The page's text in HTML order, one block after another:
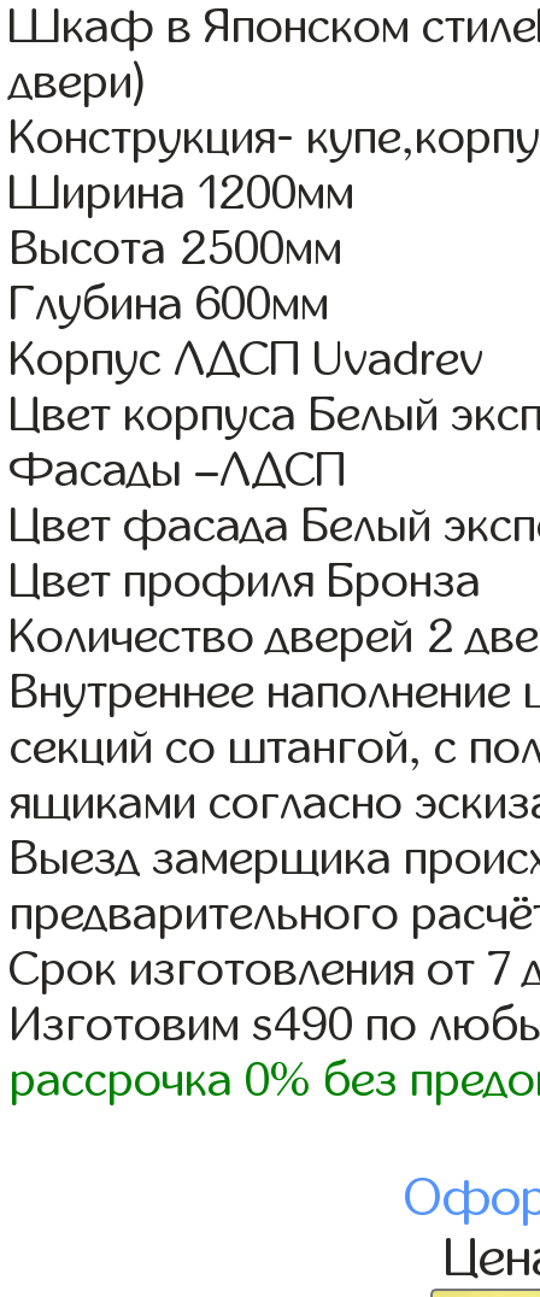
Шкаф в Японском
двери)
Конструкция-
Ширина 1200мм
Высота 2500мм
Глубина 600мм
Корпус ЛДСП Uvadrev
Цвет корпуса Белый
Фасады –ЛДСП
Цвет фасада Белый
Цвет профиля Бронза
Количество дверей 2
Внутреннее
секций со штангой, с
ящиками согласно
Выезд замерщика
предварительного
Срок изготовления от 7
Изготовим s490 по
рассрочка 0% без